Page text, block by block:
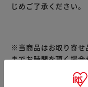
じめご了承ください。
※当商品はお取り寄せ
までお時間を頂く場
また、商品がメーカ
ル又は注文内容の変